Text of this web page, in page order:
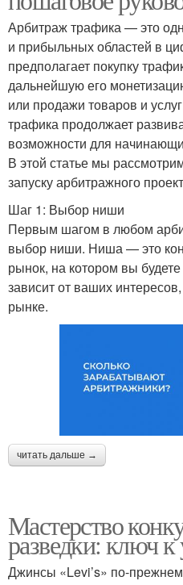
Арбитраж трафика — это
и прибыльных областей в
предполагает покупку
дальнейшую его
или продажи товаров и
трафика продолжает
возможности для
В этой статье мы
запуску арбитражного
Шаг 1: Выбор ниши
Первым шагом в любом
выбор ниши. Ниша — это
рынок, на котором вы
зависит от ваших
рынке.
читать дальше →
Мастерство
разведки: ключ к
Джинсы «Levi’s» по-